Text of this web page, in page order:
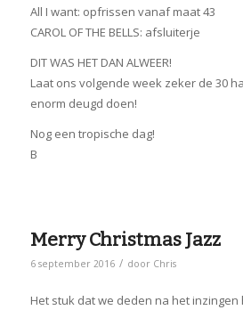
All I want: opfrissen vanaf maat 43
CAROL OF THE BELLS: afsluiterje
DIT WAS HET DAN ALWEER!
Laat ons volgende week zeker de 30
enorm deugd doen!
Nog een tropische dag!
B
Merry Christmas Jazz
6 september 2016 / door Chris
Het stuk dat we deden na het